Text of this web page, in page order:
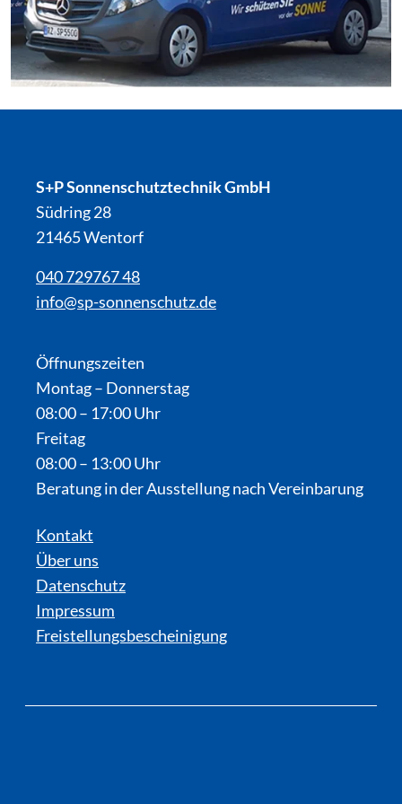
S+P Sonnenschutztechnik GmbH
Südring 28
21465 Wentorf
040 729767 48
info@sp-sonnenschutz.de
Öffnungszeiten
Montag – Donnerstag
08:00 – 17:00 Uhr
Freitag
08:00 – 13:00 Uhr
Beratung in der Ausstellung nach Vereinbarung
Kontakt
Über uns
Datenschutz
Impressum
Freistellungsbescheinigung